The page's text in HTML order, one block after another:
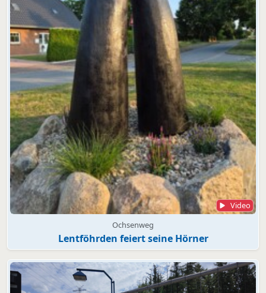
Video
Ochsenweg
Lentföhrden feiert seine Hörner